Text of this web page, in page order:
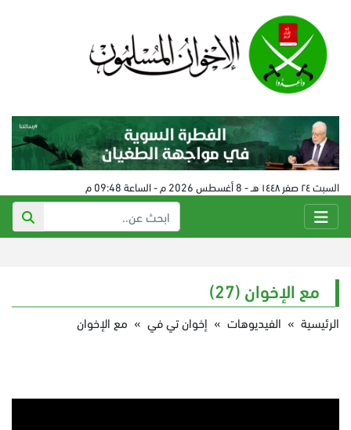
السبت ٢٤ صفر ١٤٤٨ هـ - 8 أغسطس 2026 م - الساعة 09:48 م
مع الإخوان (27)
الرئيسية » الفيديوهات » إخوان تي في » مع الإخوان